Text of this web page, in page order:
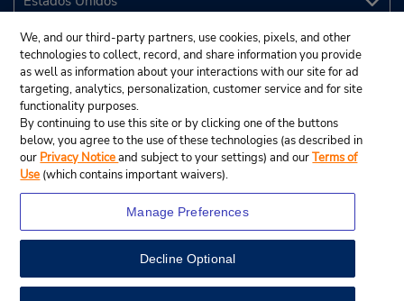
View Map
© 2025 Budget Rent A Car System, Inc.
We, and our third-party partners, use cookies, pixels, and other
technologies to collect, record, and share information you provide
as well as information about your interactions with our site for ad
targeting, analytics, personalization, customer service and for site
functionality purposes.
By continuing to use this site or by clicking one of the buttons
below, you agree to the use of these technologies (as described in
our Privacy Noticeand subject to your settings) and ourTerms of
Use (which contains important waivers).
Manage Preferences
Decline Optional